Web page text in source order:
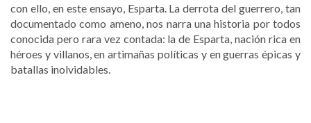
con ello, en este ensayo, Esparta. La derrota del guerrero, tan
documentado como ameno, nos narra una historia por todos
conocida pero rara vez contada: la de Esparta, nación rica en
héroes y villanos, en artimañas políticas y en guerras épicas y
batallas inolvidables.